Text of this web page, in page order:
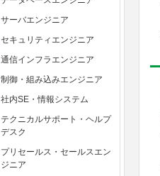
サーバエンジニア
セキュリティエンジニア
通信インフラエンジニア
制御・組み込みエンジニア
社内SE・情報システム
テクニカルサポート・ヘルプ
デスク
プリセールス・セールスエン
ジニア